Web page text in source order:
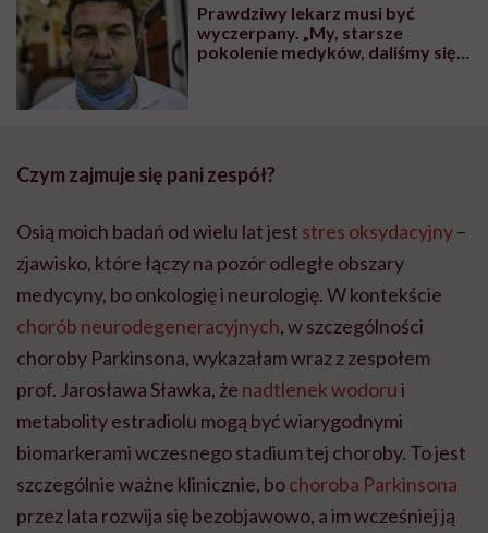
Prawdziwy lekarz musi być
wyczerpany. „My, starsze
pokolenie medyków, daliśmy się
Czym zajmuje się pani zespół?
Osią moich badań od wielu lat jest stres oksydacyjny–
zjawisko, które łączy na pozór odległe obszary
medycyny, bo onkologię i neurologię. W kontekście
chorób neurodegeneracyjnych, w szczególności
choroby Parkinsona, wykazałam wraz z zespołem
prof. Jarosława Sławka, że nadtlenek wodorui
metabolity estradiolu mogą być wiarygodnymi
biomarkerami wczesnego stadium tej choroby. To jest
szczególnie ważne klinicznie, bochoroba Parkinsona
przez lata rozwija się bezobjawowo, a im wcześniej ją